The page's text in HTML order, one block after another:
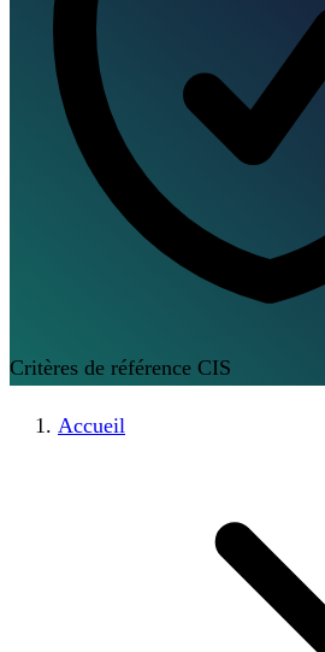
Critères de référence CIS
Accueil